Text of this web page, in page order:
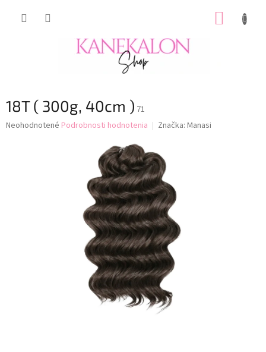
18T ( 300g, 40cm ) 71
Priemerné
Neohodnotené Podrobnosti hodnotenia Značka: Manasi